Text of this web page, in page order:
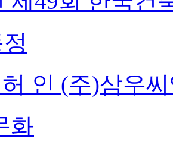
인 (주)삼우
화